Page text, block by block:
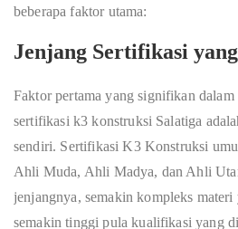
beberapa faktor utama:
Jenjang Sertifikasi
Faktor pertama yang signifikan dalam
sertifikasi k3 konstruksi Salatiga
sendiri. Sertifikasi K3 Konstruksi
Ahli Muda, Ahli Madya, dan Ahli
jenjangnya, semakin kompleks materi
semakin tinggi pula kualifikasi yang